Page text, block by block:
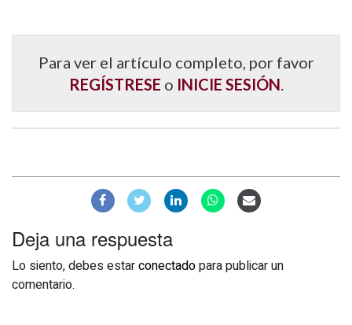
Para ver el artículo completo, por favor
REGÍSTRESE o INICIE SESIÓN.
Deja una respuesta
Lo siento, debes estarconectadopara publicar un
comentario.